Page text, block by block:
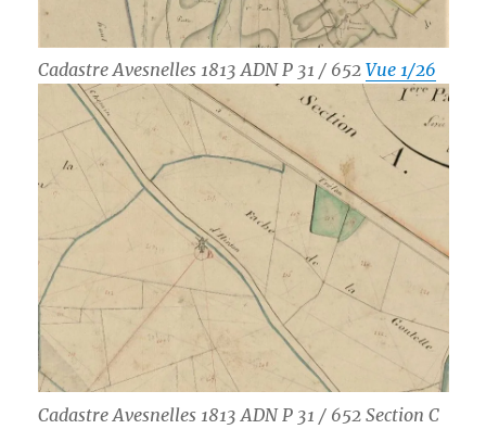
Cadastre Avesnelles 1813 ADN P 31 / 652 Vue 1/26
Cadastre Avesnelles 1813 ADN P 31 / 652Section C